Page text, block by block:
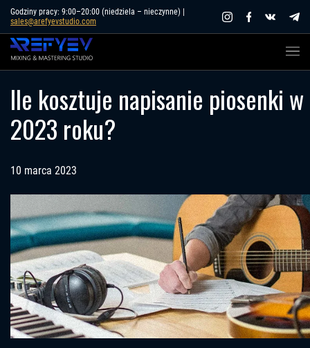
Skip
content
Godziny pracy: 9:00–20:00 (niedziela – nieczynne) |
sales@arefyevstudio.com
Ile kosztuje napisanie piosenki w
2023 roku?
10 marca 2023